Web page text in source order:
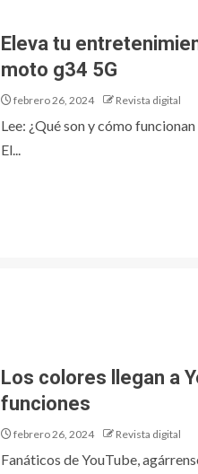
Eleva tu
moto g34 5G
febrero 26, 2024 Revista digital
Lee: ¿Qué son y cómo
El...
Los colores llegan a
funciones
febrero 26, 2024 Revista digital
Fanáticos de YouTube,